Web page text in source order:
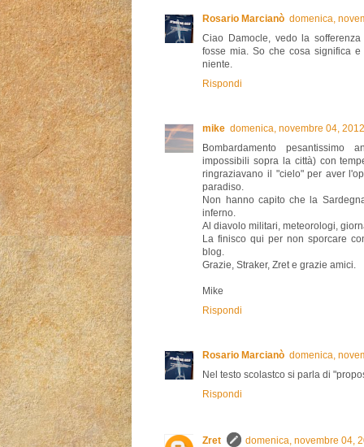
Rosario Marcianò domenica,
Ciao Damocle, vedo la
fosse mia. So che cosa significa
niente.
Rispondi
mike domenica, novembre 04,
Bombardamento
impossibili sopra la città) con
ringraziavano il "cielo" per aver
paradiso.
Non hanno capito che la
inferno.
Al diavolo militari, meteorologi,
La finisco qui per non sporcare
blog.
Grazie, Straker, Zret e grazie amici.
Mike
Rispondi
Rosario Marcianò domenica,
Nel testo scolastco si parla di
Rispondi
Zret
domenica, novembre 04,